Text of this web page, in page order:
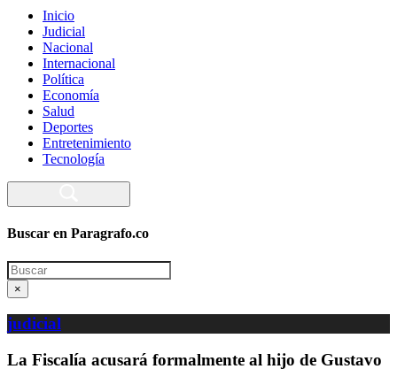
Inicio
Judicial
Nacional
Internacional
Política
Economía
Salud
Deportes
Entretenimiento
Tecnología
Buscar en Paragrafo.co
Search
×
judicial
La Fiscalía acusará formalmente al hijo de Gustavo